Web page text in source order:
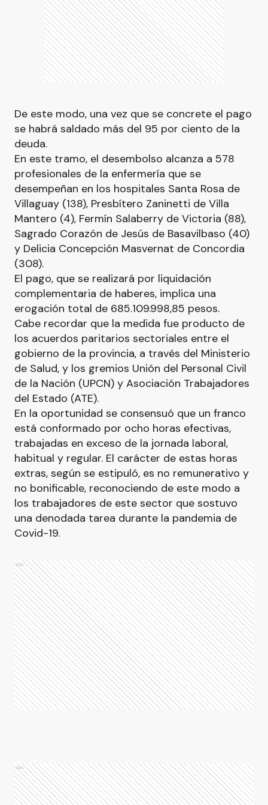
De este modo, una vez que se concrete el pago
se habrá saldado más del 95 por ciento de la
deuda.
En este tramo, el desembolso alcanza a 578
profesionales de la enfermería que se
desempeñan en los hospitales Santa Rosa de
Villaguay (138), Presbítero Zaninetti de Villa
Mantero (4), Fermín Salaberry de Victoria (88),
Sagrado Corazón de Jesús de Basavilbaso (40)
y Delicia Concepción Masvernat de Concordia
(308).
El pago, que se realizará por liquidación
complementaria de haberes, implica una
erogación total de 685.109.998,85 pesos.
Cabe recordar que la medida fue producto de
los acuerdos paritarios sectoriales entre el
gobierno de la provincia, a través del Ministerio
de Salud, y los gremios Unión del Personal Civil
de la Nación (UPCN) y Asociación Trabajadores
del Estado (ATE).
En la oportunidad se consensuó que un franco
está conformado por ocho horas efectivas,
trabajadas en exceso de la jornada laboral,
habitual y regular. El carácter de estas horas
extras, según se estipuló, es no remunerativo y
no bonificable, reconociendo de este modo a
los trabajadores de este sector que sostuvo
una denodada tarea durante la pandemia de
Covid-19.
Ads
Ads